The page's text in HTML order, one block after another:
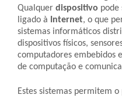
Qualquer dispositivo pode
ligado à Internet, o que
sistemas informáticos
dispositivos físicos,
computadores embebidos
de computação e
Estes sistemas permitem